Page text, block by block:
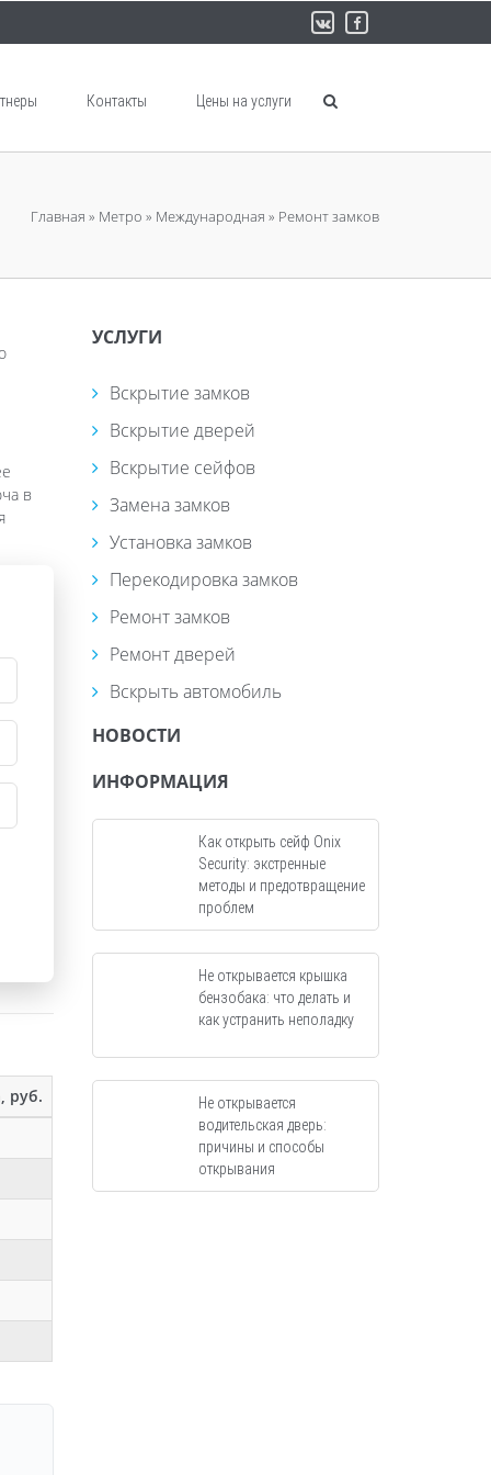
Контакты Цены на услуги
Главная » Метро » Международная » Ремонт замков
в
руб.
УСЛУГИ
Вскрытие замков
Вскрытие дверей
Вскрытие сейфов
Замена замков
Установка замков
Перекодировка замков
Ремонт замков
Ремонт дверей
Вскрыть автомобиль
НОВОСТИ
ИНФОРМАЦИЯ
Как открыть сейф Onix
Security: экстренные
методы и предотвращение
проблем
Не открывается крышка
бензобака: что делать и
как устранить неполадку
Не открывается
водительская дверь:
причины и способы
открывания